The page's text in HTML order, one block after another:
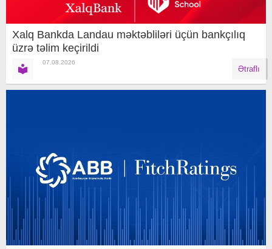
Xalq Bankda Landau məktəbliləri üçün bankçılıq
üzrə təlim keçirildi
07.08.2026
Ətraflı